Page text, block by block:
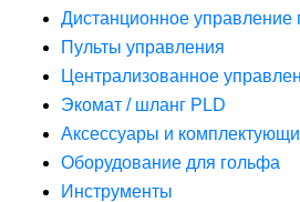
Дистанционное управление
Пульты управления
Централизованное
Экомат / шланг PLD
Аксессуары и
Оборудование для гольфа
Инструменты